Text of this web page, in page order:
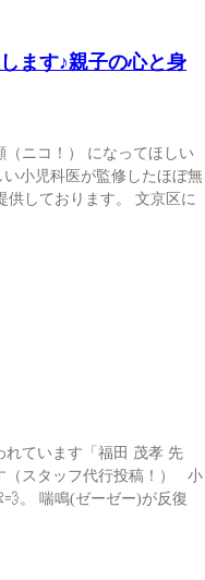
ます♪親子の心と身
ニコ！） になってほしい
児科医が監修したほぼ無
供しております。 文京区に
れています「福田 茂孝 先
（スタッフ代行投稿！） 小
。 喘鳴(ゼーゼー)が反復